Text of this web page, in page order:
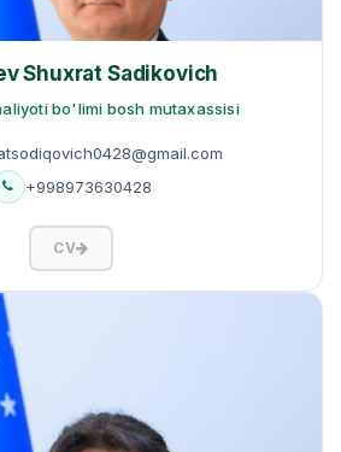
Shuxrat Sadikovich
bo'limi bosh mutaxassisi
+998973630428
CV